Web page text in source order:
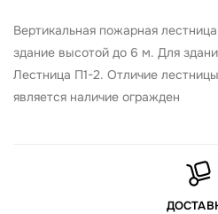
Вертикальная пожарная
здание высотой до 6 м. Для
Лестница П1-2. Отличие
является наличие огражден